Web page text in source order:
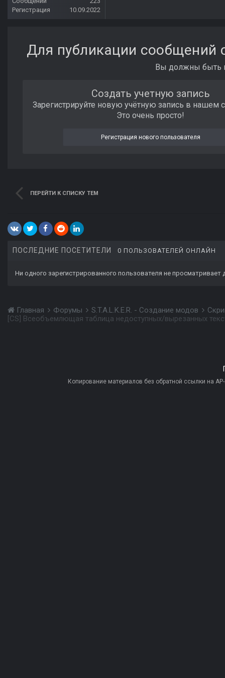
Регистрация
10.09.2022
Для публикации сообщений
Вы должны быть
Создать учетную запись
Зарегистрируйте новую учётную запись в нашем
Это очень просто!
Регистрация нового пользователя
ПЕРЕЙТИ К СПИСКУ ТЕМ
ПОСЛЕДНИЕ ПОСЕТИТЕЛИ 0 ПОЛЬЗОВАТЕЛЕЙ ОНЛАЙН
Ни одного зарегистрированного пользователя не просматривает
Главная Форумы S.T.A.L.K.E.R. - Создание модов
[CS] Всеобъемлющая таблица недоступных/вырезанных
Копирование материалов без обратной ссылки на